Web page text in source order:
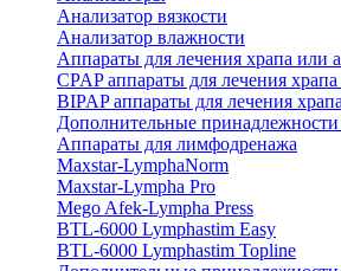
Анализатор вязкости
Анализатор влажности
Аппараты для лечения храпа или
CPAP аппараты для лечения
BIPAP аппараты для лечения
Дополнительные
Аппараты для лимфодренажа
Maxstar-LymphaNorm
Maxstar-Lympha Pro
Mego Afek-Lympha Press
BTL-6000 Lymphastim Easy
BTL-6000 Lymphastim Topline